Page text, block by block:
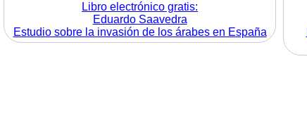
Libro electrónico gratis:
Eduardo Saavedra
Estudio sobre la invasión de los árabes en España